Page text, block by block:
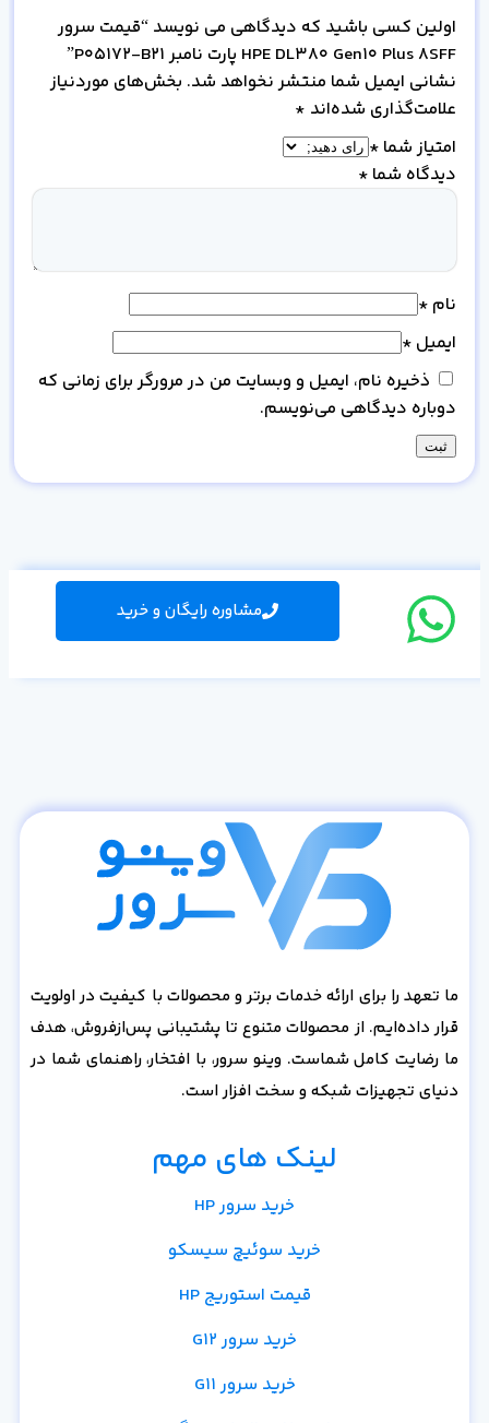
اولین کسی باشید که دیدگاهی می نویسد “قیمت سرور
HPE DL380 Gen10 Plus 8SFF پارت نامبر P05172-B21”
نشانی ایمیل شما منتشر نخواهد شد. بخش‌های موردنیاز
علامت‌گذاری شده‌اند *
امتیاز شما *
دیدگاه شما *
نام *
ایمیل *
ذخیره نام، ایمیل و وبسایت من در مرورگر برای زمانی که
دوباره دیدگاهی می‌نویسم.
مشاوره رایگان و خرید
ما تعهد را برای ارائه خدمات برتر و محصولات با کیفیت در اولویت
قرار داده‌ایم. از محصولات متنوع تا پشتیبانی پس‌از‌فروش، هدف
ما رضایت کامل شماست. وینو سرور، با افتخار، راهنمای شما در
دنیای تجهیزات شبکه و سخت افزار است.
لینک های مهم
خرید سرور HP
خرید سوئیچ سیسکو
قیمت استوریج HP
خرید سرور G12
خرید سرور G11